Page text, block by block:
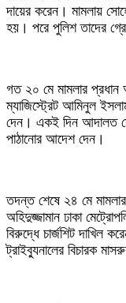
দায়ের করেন। মামলায়
হয়। পরে পুলিশ তাদের
গত ২০ মে মামলার প্রধান
ম্যাজিস্ট্রেট আমিনুল
দেন। একই দিন আদালত
পাঠানোর আদেশ দেন।
তদন্ত শেষে ২৪ মে
অহিদুজ্জামান ঢাকা
বিরুদ্ধে চার্জশিট দাখিল
ট্রাইব্যুনালের বিচারক